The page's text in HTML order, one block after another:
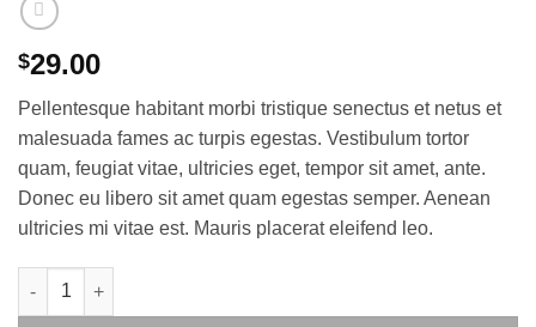
$29.00
Pellentesque habitant morbi tristique senectus et netus et
malesuada fames ac turpis egestas. Vestibulum tortor
quam, feugiat vitae, ultricies eget, tempor sit amet, ante.
Donec eu libero sit amet quam egestas semper. Aenean
ultricies mi vitae est. Mauris placerat eleifend leo.
Woo Logo quantity